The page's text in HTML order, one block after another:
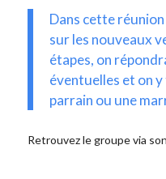
Dans cette
sur les nouveaux
étapes, on
éventuelles et on
parrain ou une
Retrouvez le groupe via son